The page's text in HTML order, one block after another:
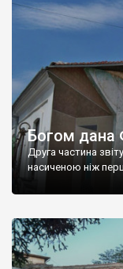
Богом дана
Друга частина
насиченою ніж